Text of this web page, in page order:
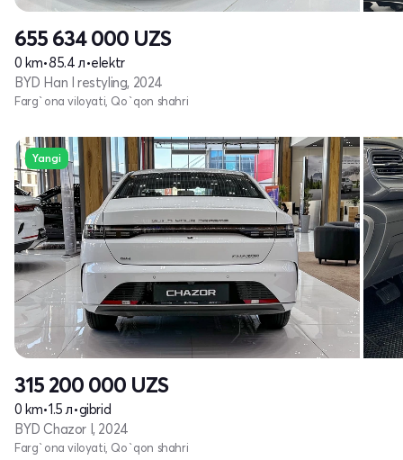
655 634 000 UZS
0 km•85.4 л•elektr
BYD Han I restyling, 2024
Farg`ona viloyati, Qo`qon shahri
Yangi
315 200 000 UZS
0 km•1.5 л•gibrid
BYD Chazor I, 2024
Farg`ona viloyati, Qo`qon shahri